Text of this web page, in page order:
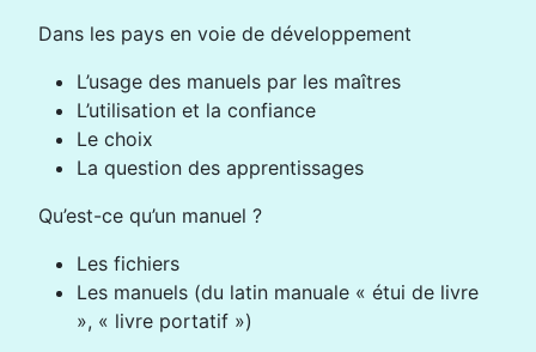
Dans les pays en voie de développement
L’usage des manuels par les maîtres
L’utilisation et la confiance
Le choix
La question des apprentissages
Qu’est-ce qu’un manuel ?
Les fichiers
Les manuels (du latin manuale « étui de livre
», « livre portatif »)